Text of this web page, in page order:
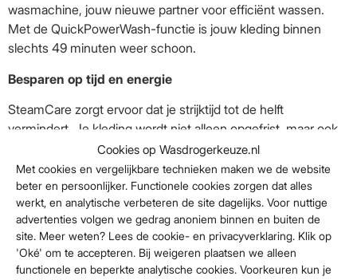
Cookies op Wasdrogerkeuze.nl
Met cookies en vergelijkbare technieken maken we de website
beter en persoonlijker. Functionele cookies zorgen dat alles
werkt, en analytische verbeteren de site dagelijks. Voor nuttige
advertenties volgen we gedrag anoniem binnen en buiten de
site. Meer weten? Lees de cookie- en privacyverklaring. Klik op
'Oké' om te accepteren. Bij weigeren plaatsen we alleen
functionele en beperkte analytische cookies. Voorkeuren kun je
wasmachine, jouw nieuwe partner voor efficiënt wassen.
Met de QuickPowerWash-functie is jouw kleding binnen
slechts 49 minuten weer schoon.
Besparen op tijd en energie
SteamCare zorgt ervoor dat je strijktijd tot de helft
vermindert. Je kleding wordt niet alleen opgefrist, maar ook
behandeld alsof het net gestreken is. Bovendien bespaar je
veel energie dankzij het A -20% energielabel.
Innovatief en verbonden
Dankzij Miele@home verbind je al jouw slimme
huishoudelijke apparaten moeiteloos voor meer gemak en
mogelijkheden. Vertrouw op 20 jaar duurzame